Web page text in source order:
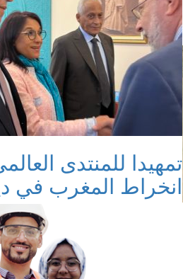
تمهيدا للمنتدى
انخراط المغرب في